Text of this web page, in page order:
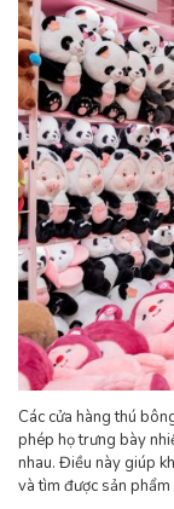
Các cửa hàng thú
phép họ trưng bày
nhau. Điều này giúp
và tìm được sản